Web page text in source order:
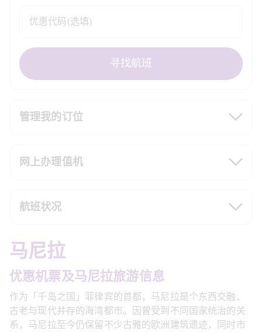
管理我的订位
网上办理值机
航班状况
优惠代码(选填)
寻找航班
马尼拉
优惠机票及马尼拉旅游信息
作为「千岛之国」菲律宾的首都，马尼拉是个东西交融、
古老与现代并存的海湾都市。因曾受到不同国家统治的关
系，马尼拉至今仍保留不少古雅的欧洲建筑遗迹，同时市